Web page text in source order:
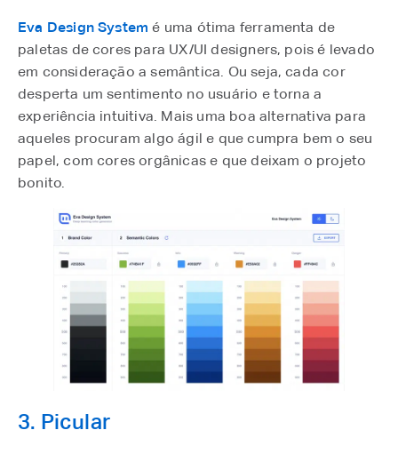
Eva Design System é uma ótima ferramenta de
paletas de cores para UX/UI designers, pois é levado
em consideração a semântica. Ou seja, cada cor
desperta um sentimento no usuário e torna a
experiência intuitiva. Mais uma boa alternativa para
aqueles procuram algo ágil e que cumpra bem o seu
papel, com cores orgânicas e que deixam o projeto
bonito.
3. Picular